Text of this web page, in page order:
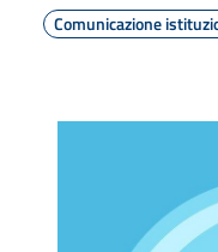
Comunicazione